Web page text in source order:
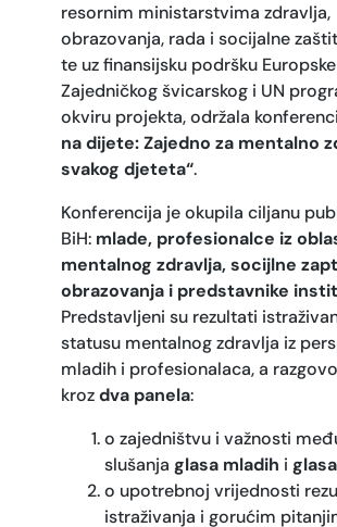
resornim ministarstvima zdravlja,
obrazovanja, rada i socijalne
te uz finansijsku podršku
Zajedničkog švicarskog i UN
okviru projekta, održala
na dijete: Zajedno za mentalno
svakog djeteta“.
Konferencija je okupila ciljanu
BiH: mlade, profesionalce iz
mentalnog zdravlja, socijlne
obrazovanja i predstavnike
Predstavljeni su rezultati
statusu mentalnog zdravlja iz
mladih i profesionalaca, a
krozdva panela:
o zajedništvu i važnosti
slušanja glasa mladih i
o upotrebnoj vrijednosti
istraživanja i gorućim